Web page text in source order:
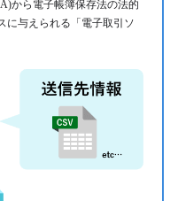
から電⼦帳簿保存法の法的
に与えられる「電⼦取引ソ